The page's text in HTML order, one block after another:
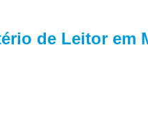
de Leitor em